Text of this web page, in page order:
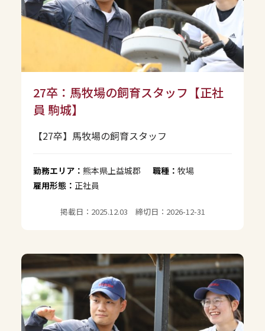
27卒：馬牧場の飼育スタッフ【正社
員 駒城】
【27卒】馬牧場の飼育スタッフ
勤務エリア： 熊本県上益城郡 職種： 牧場
雇用形態： 正社員
掲載日：2025.12.03 締切日：2026-12-31